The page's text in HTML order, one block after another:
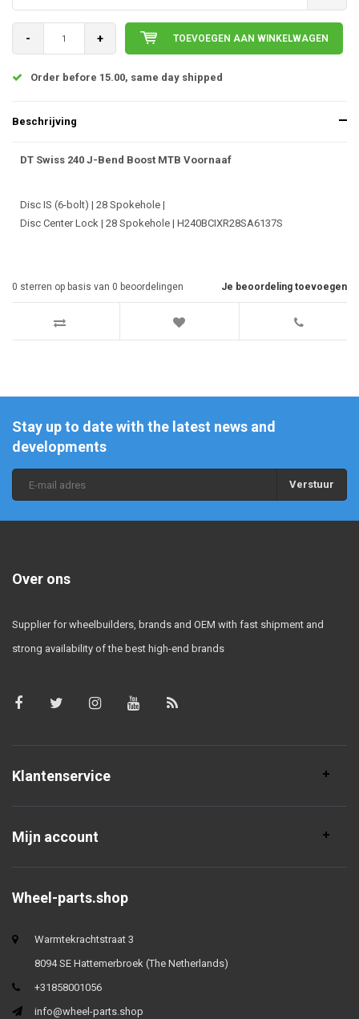
- + TOEVOEGEN AAN WINKELWAGEN
Order before 15.00, same day shipped
Beschrijving
DT Swiss 240 J-Bend Boost MTB Voornaaf
Disc IS (6-bolt) | 28 Spokehole |
Disc Center Lock | 28 Spokehole | H240BCIXR28SA6137S
Je beoordeling toevoegen
0 sterren op basis van 0 beoordelingen
Stay up to date with the latest news and
developments
Verstuur
Over ons
Supplier for wheelbuilders, brands and OEM with fast shipment and
strong availability of the best high-end brands
Klantenservice
Mijn account
Wheel-parts.shop
Warmtekrachtstraat 3
8094 SE Hattemerbroek (The Netherlands)
+31858001056
info@wheel-parts.shop